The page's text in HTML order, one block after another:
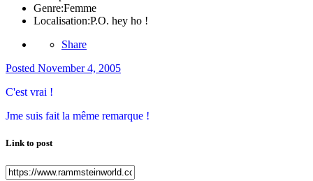
Genre:Femme
Localisation:P.O. hey ho !
Share
Posted November 4, 2005
C'est vrai !
Jme suis fait la même remarque !
Link to post